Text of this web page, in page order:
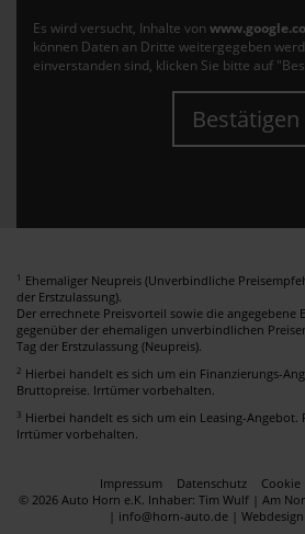
Es wird versucht, Inhalte von
können Daten an Dritte weitergegeben
einverstanden sind, klicken Sie bitte auf
Bestätigen
1 Ehemaliger Neupreis (Unverbindliche
der Erstzulassung).
Der errechnete Preisvorteil sowie die angegebene
gegenüber der ehemaligen unverbindlichen
Tag der Erstzulassung (Neupreis).
2 Hierbei handelt es sich um ein Finanzierungs-
Bruttopreise. Irrtümer vorbehalten.
3 Hierbei handelt es sich um ein Leasing-Angebot.
Irrtümer vorbehalten.
Impressum Datenschutz
Cookie
© 2026 Auto Horn e.K. Inhaber: Tim Wulf | Am
| info@horn-auto.de |